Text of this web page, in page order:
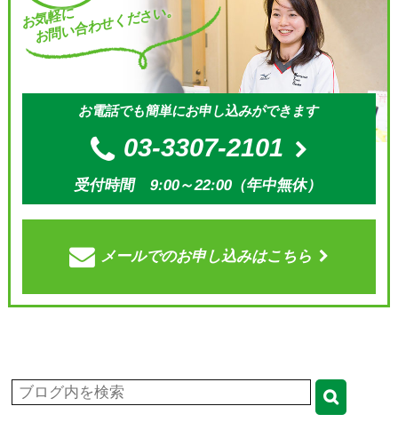
お気軽に
お問い合わせください。
お電話でも簡単にお申し込みができます
03-3307-2101
受付時間 9:00～22:00（年中無休）
メールでのお申し込みはこちら